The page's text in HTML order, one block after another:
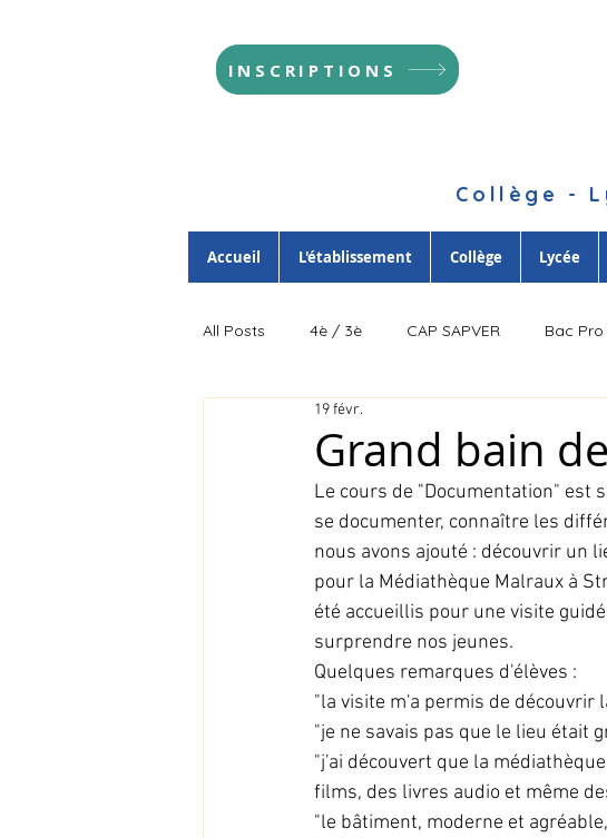
INSCRIPTIONS
Collège -
Accueil L'établissement Collège Lycée
All Posts 4è / 3è CAP SAPVER Bac Pro
Grand bain
19 févr.
Le cours de "Documentation" est
se documenter, connaître les
nous avons ajouté : découvrir un
pour la Médiathèque Malraux à
été accueillis pour une visite
surprendre nos jeunes.
Quelques remarques d'élèves :
"la visite m'a permis de découvrir
"je ne savais pas que le lieu était
"j'ai découvert que la
films, des livres audio et même
"le bâtiment, moderne et